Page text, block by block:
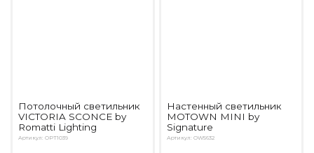
Потолочный светильник
VICTORIA SCONCE by
Romatti Lighting
Артикул: OPT1039
Настенный светильник
MOTOWN MINI by
Signature
Артикул: OW5632